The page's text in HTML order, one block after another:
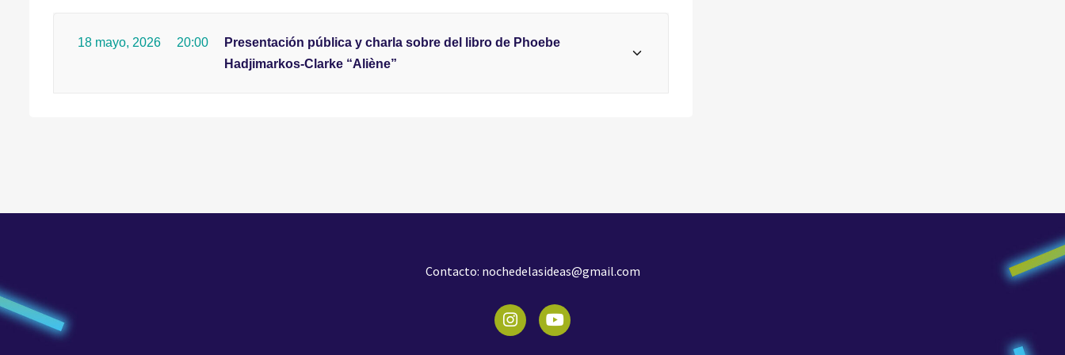
18 mayo, 2026 20:00
Presentación pública y charla sobre del libro de Phoebe
Hadjimarkos-Clarke “Aliène”
Contacto: nochedelasideas@gmail.com